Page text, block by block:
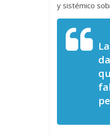
y sistémico
Las series-